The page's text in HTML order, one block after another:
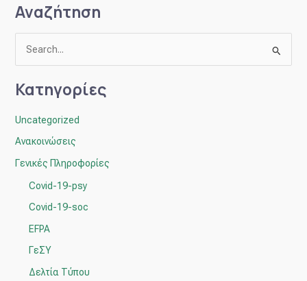
Αναζήτηση
α
η
Κατηγορίες
Uncategorized
Ανακοινώσεις
Γενικές Πληροφορίες
Covid-19-psy
Covid-19-soc
EFPA
ΓεΣΥ
Δελτία Τύπου